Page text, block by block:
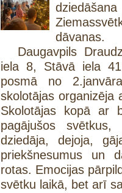
dāvanas.
Daugavpils
iela 8, Stāvā iela
posmā no
skolotājas organizēja
Skolotājas kopā ar
pagājušos
dziedāja, dejoja,
priekšnesumus un
rotas. Emocijas
svētku laikā, bet arī